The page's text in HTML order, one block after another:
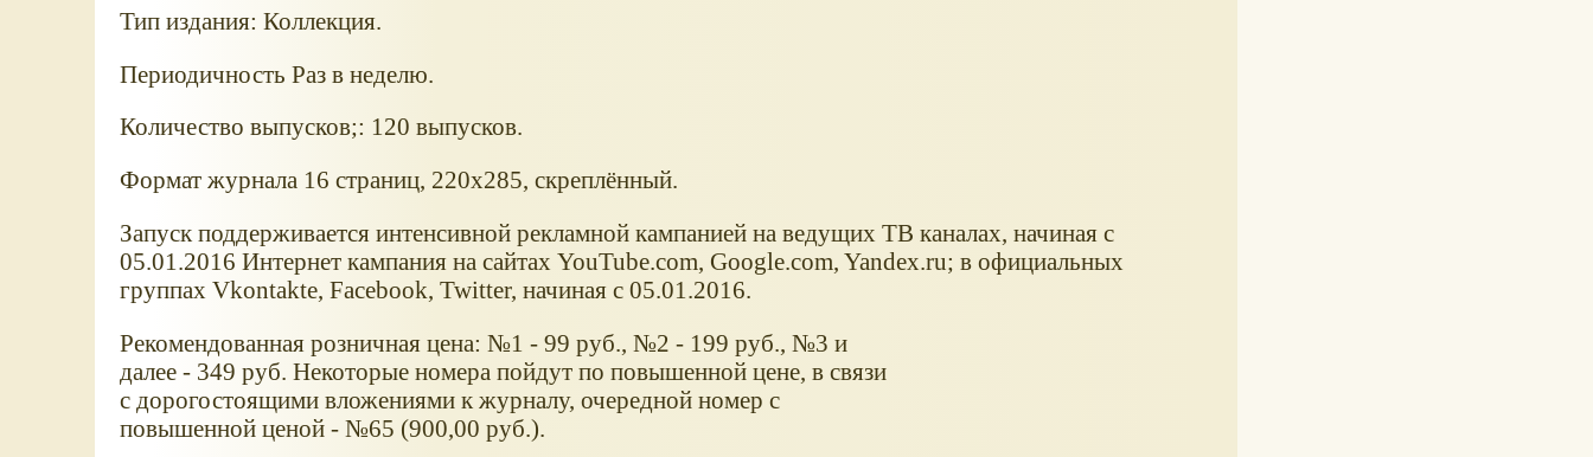
Тип издания: Коллекция.
Периодичность Раз в неделю.
Количество выпусков;: 120 выпусков.
Формат журнала 16 страниц, 220х285, скреплённый.
Запуск поддерживается интенсивной рекламной кампанией на ведущих ТВ каналах, начиная с
05.01.2016 Интернет кампания на сайтах YouTube.com, Google.com, Yandex.ru; в официальных
группах Vkontakte, Facebook, Twitter, начиная с 05.01.2016.
Рекомендованная розничная цена: №1 - 99 руб., №2 - 199 руб., №3 и
далее - 349 руб. Некоторые номера пойдут по повышенной цене, в связи
с дорогостоящими вложениями к журналу, очередной номер с
повышенной ценой - №65 (900,00 руб.).